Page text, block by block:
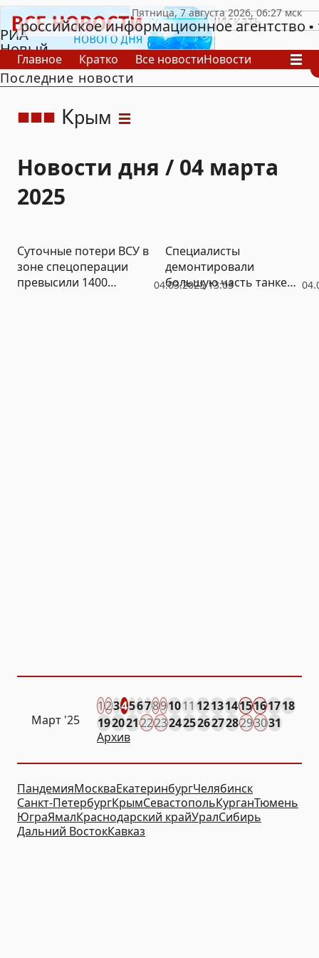
РИА
Новый
День
российское информационное агентство
Главное Кратко Все новостиНовости
В России
В мире
Последние новости
Крым
Новости дня / 04 марта
2025
04.03.2025 13:03
Суточные потери ВСУ в
зоне спецоперации
превысили 1400
Специалисты
демонтировали
большую часть танкера
Март '25
1234567891011 12131415161718
19202122232425262728293031
Архив
ПандемияМоскваЕкатеринбургЧелябинск
Санкт-ПетербургКрымСевастопольКурганТюмень
ЮграЯмалКраснодарский крайУралСибирь
Дальний ВостокКавказ